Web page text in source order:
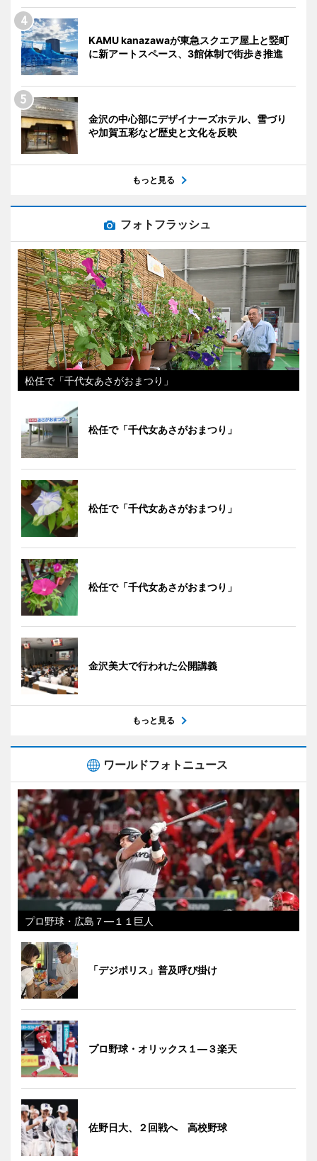
KAMU kanazawaが東急スクエア屋上と竪町
に新アートスペース、3館体制で街歩き推進
金沢の中心部にデザイナーズホテル、雪づり
や加賀五彩など歴史と文化を反映
もっと見る
フォトフラッシュ
松任で「千代女あさがおまつり」
松任で「千代女あさがおまつり」
松任で「千代女あさがおまつり」
松任で「千代女あさがおまつり」
金沢美大で行われた公開講義
もっと見る
ワールドフォトニュース
プロ野球・広島７―１１巨人
「デジポリス」普及呼び掛け
プロ野球・オリックス１―３楽天
佐野日大、２回戦へ 高校野球